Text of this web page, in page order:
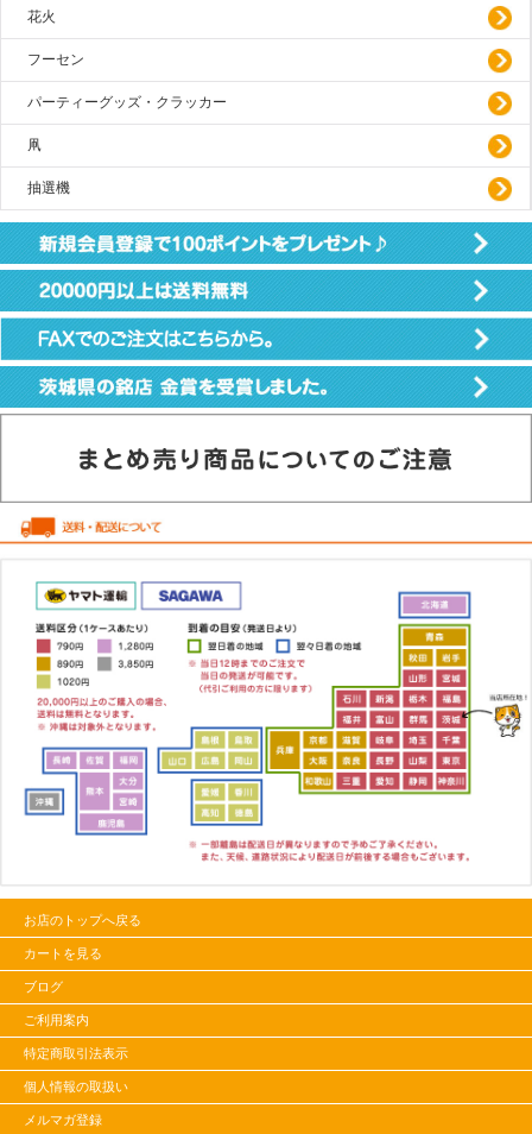
花火
フーセン
パーティーグッズ・クラッカー
凧
抽選機
お店のトップへ戻る
カートを見る
ブログ
ご利用案内
特定商取引法表示
個人情報の取扱い
メルマガ登録